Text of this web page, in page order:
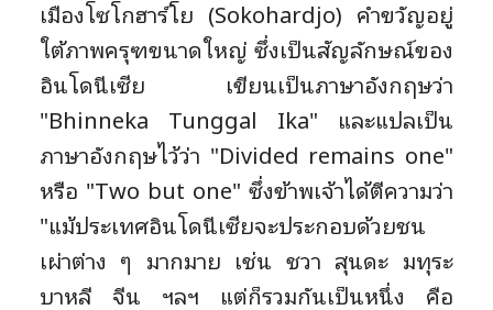
เมืองโซโกฮาร์โย (Sokohardjo) คำขวัญอยู่
ใต้ภาพครุฑขนาดใหญ่ ซึ่งเป็นสัญลักษณ์ของ
อินโดนีเซีย เขียนเป็นภาษาอังกฤษว่า
"Bhinneka Tunggal Ika" และแปลเป็น
ภาษาอังกฤษไว้ว่า "Divided remains one"
หรือ "Two but one" ซึ่งข้าพเจ้าได้ตีความว่า
"แม้ประเทศอินโดนีเซียจะประกอบด้วยชน
เผ่าต่าง ๆ มากมาย เช่น ชวา สุนดะ มทุระ
บาหลี จีน ฯลฯ แต่ก็รวมกันเป็นหนึ่ง คือ